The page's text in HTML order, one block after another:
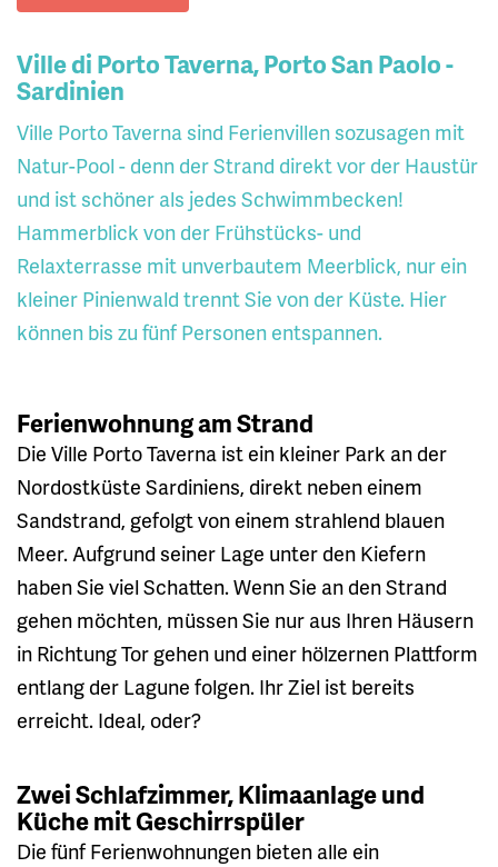
Ville di Porto Taverna, Porto San Paolo -
Sardinien
Ville Porto Taverna sind Ferienvillen sozusagen mit
Natur-Pool - denn der Strand direkt vor der Haustür
und ist schöner als jedes Schwimmbecken!
Hammerblick von der Frühstücks- und
Relaxterrasse mit unverbautem Meerblick, nur ein
kleiner Pinienwald trennt Sie von der Küste. Hier
können bis zu fünf Personen entspannen.
Ferienwohnung am Strand
Die Ville Porto Taverna ist ein kleiner Park an der
Nordostküste Sardiniens, direkt neben einem
Sandstrand, gefolgt von einem strahlend blauen
Meer. Aufgrund seiner Lage unter den Kiefern
haben Sie viel Schatten. Wenn Sie an den Strand
gehen möchten, müssen Sie nur aus Ihren Häusern
in Richtung Tor gehen und einer hölzernen Plattform
entlang der Lagune folgen. Ihr Ziel ist bereits
erreicht. Ideal, oder?
Zwei Schlafzimmer, Klimaanlage und
Küche mit Geschirrspüler
Die fünf Ferienwohnungen bieten alle ein